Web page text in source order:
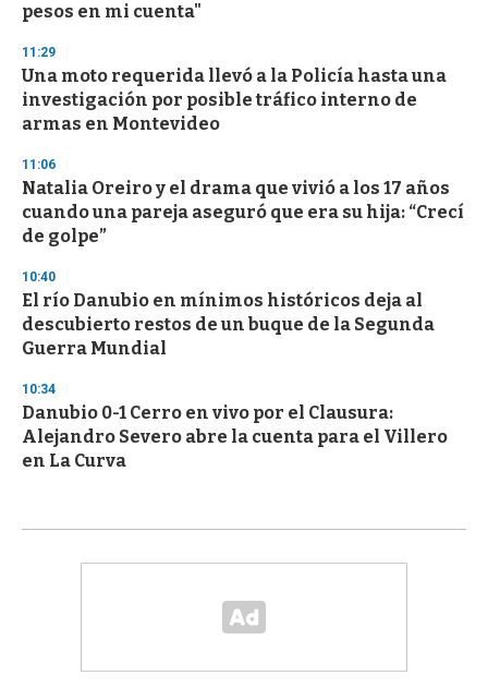
pesos en mi cuenta"
11:29
Una moto requerida llevó a la Policía hasta una
investigación por posible tráfico interno de
armas en Montevideo
11:06
Natalia Oreiro y el drama que vivió a los 17 años
cuando una pareja aseguró que era su hija: “Crecí
de golpe”
10:40
El río Danubio en mínimos históricos deja al
descubierto restos de un buque de la Segunda
Guerra Mundial
10:34
Danubio 0-1 Cerro en vivo por el Clausura:
Alejandro Severo abre la cuenta para el Villero
en La Curva